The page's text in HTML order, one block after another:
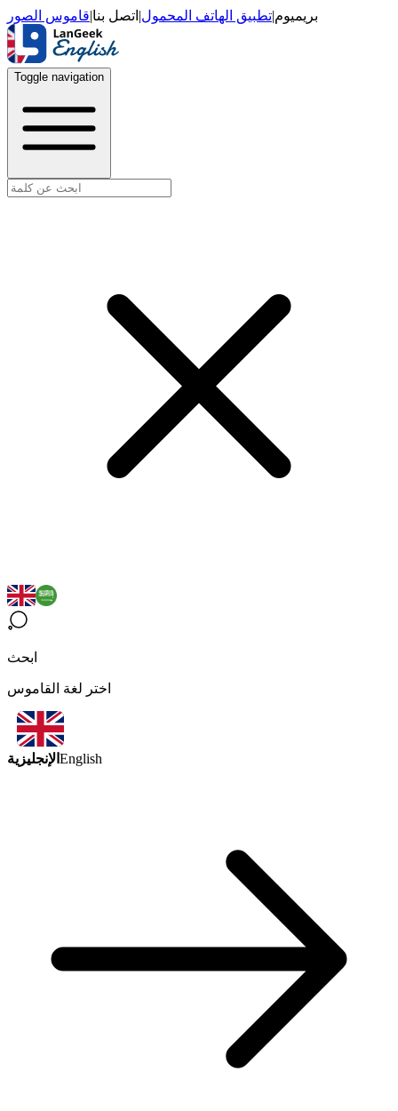
بريميوم|تطبيق الهاتف المحمول| اتصل بنا|قاموس الصور
Toggle navigation
ابحث
اختر لغة القاموس
الإنجليزية English